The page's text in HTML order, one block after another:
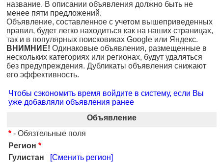
название. В описании объявления должно быть не
менее пяти предложений.
Объявление, составленное с учетом вышеприведенных
правил, будет легко находиться как на наших страницах,
так и в популярных поисковиках Google или Яндекс.
ВНИМНИЕ! Одинаковые объявления, размещенные в
нескольких категориях или регионах, будут удаляться
без предупреждения. Дубликаты объявления снижают
его эффективность.
Чтобы сэкономить время войдите в систему, если Вы
уже добавляли объявления ранее
Объявление
* - Обязтельные поля
Регион *
Гулистан
[Сменить регион]